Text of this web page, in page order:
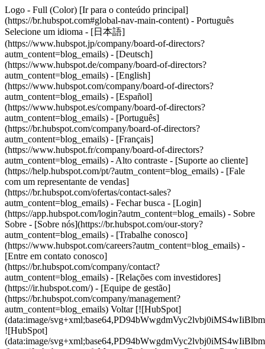
Logo - Full (Color) [Ir para o conteúdo principal]
(https://br.hubspot.com#global-nav-main-content) - Português
Selecione um idioma - [日本語]
(https://www.hubspot.jp/company/board-of-directors?
autm_content=blog_emails) - [Deutsch]
(https://www.hubspot.de/company/board-of-directors?
autm_content=blog_emails) - [English]
(https://www.hubspot.com/company/board-of-directors?
autm_content=blog_emails) - [Español]
(https://www.hubspot.es/company/board-of-directors?
autm_content=blog_emails) - [Português]
(https://br.hubspot.com/company/board-of-directors?
autm_content=blog_emails) - [Français]
(https://www.hubspot.fr/company/board-of-directors?
autm_content=blog_emails) - Alto contraste - [Suporte ao cliente]
(https://help.hubspot.com/pt/?autm_content=blog_emails) - [Fale
com um representante de vendas]
(https://br.hubspot.com/ofertas/contact-sales?
autm_content=blog_emails) - Fechar busca - [Login]
(https://app.hubspot.com/login?autm_content=blog_emails) - Sobre
Sobre - [Sobre nós](https://br.hubspot.com/our-story?
autm_content=blog_emails) - [Trabalhe conosco]
(https://www.hubspot.com/careers?autm_content=blog_emails) -
[Entre em contato conosco]
(https://br.hubspot.com/company/contact?
autm_content=blog_emails) - [Relações com investidores]
(https://ir.hubspot.com/) - [Equipe de gestão]
(https://br.hubspot.com/company/management?
autm_content=blog_emails) Voltar [![HubSpot]
(data:image/
![HubSpot]
(data:image/